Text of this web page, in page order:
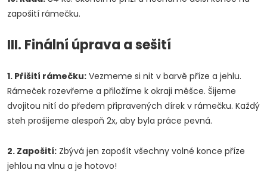
zapošití rámečku.
III. Finální úprava a sešití
1. Přišití rámečku: Vezmeme si nit v barvě příze a jehlu.
Rámeček rozevřeme a přiložíme k okraji měšce. Šijeme
dvojitou nití do předem připravených dírek v rámečku. Každý
steh prošijeme alespoň 2x, aby byla práce pevná.
2. Zapošití: Zbývá jen zapošít všechny volné konce příze
jehlou na vlnu a je hotovo!